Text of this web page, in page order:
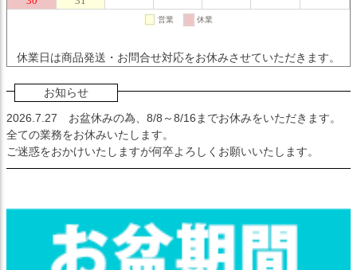
休業日は商品発送・お問合せ対応をお休みさせていただきます。
お知らせ
2026.7.27 お盆休みの為、8/8～8/16までお休みをいただきます。
全ての業務をお休みいたします。
ご迷惑をおかけいたしますが何卒よろしくお願いいたします。